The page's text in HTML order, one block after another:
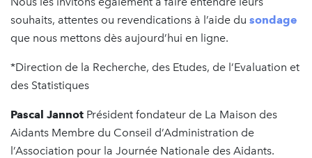
souhaits, attentes ou revendications à l’aide du sondage
que nous mettons dès aujourd’hui en ligne.
*Direction de la Recherche, des Etudes, de l’Evaluation et
des Statistiques
Pascal Jannot Président fondateur de La Maison des
Aidants Membre du Conseil d’Administration de
l’Association pour la Journée Nationale des Aidants.